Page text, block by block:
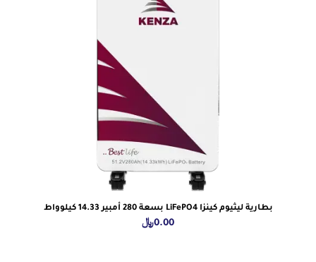
بطارية ليثيوم كينزا LiFePO4 بسعة 280 أمبير 14.33 كيلوواط
0.00﷼